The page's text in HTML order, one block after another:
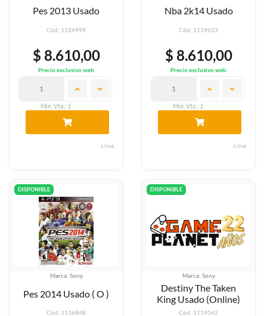
Pes 2013 Usado
Cód: 1124999
$ 8.610,00
Precio exclusivo web
Min. Vta.: 1
c/iva
Nba 2k14 Usado
Cód: 1119633
$ 8.610,00
Precio exclusivo web
Min. Vta.: 1
c/iva
DISPONIBLE
Marca: Sony
Pes 2014 Usado ( O )
Cód: 1116848
DISPONIBLE
Marca: Sony
Destiny The Taken
King Usado (Online)
Cód: 1119562